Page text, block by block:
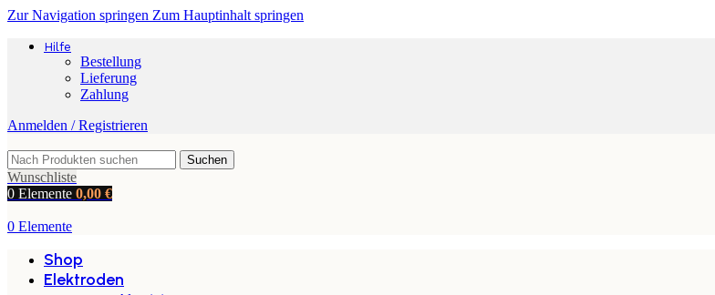
Zur Navigation springen Zum Hauptinhalt springen
Hilfe
Bestellung
Lieferung
Zahlung
Anmelden / Registrieren
Suchen
Wunschliste
0 Elemente 0,00 €
0 Elemente
Shop
Elektroden